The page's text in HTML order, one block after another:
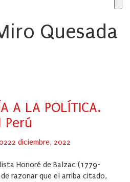
Quesada
A LA POLÍTICA.
Perú
2 diciembre, 2022
Honoré de Balzac (1779-
razonar que el arriba citado,